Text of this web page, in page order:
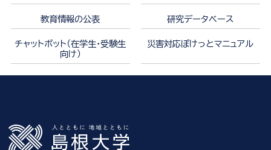
教育情報の公表 研究データベース
チャットボット（在学生・受験生
向け）
災害対応ぽけっとマニュアル